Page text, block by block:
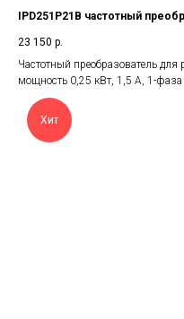
IPD251P21B частотный
23 150 р.
Частотный преобразователь
мощность 0,25 кВт, 1,5 А, 1-
Хит